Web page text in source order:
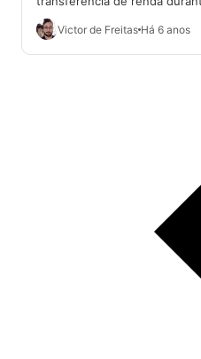
coronavírus. E o calendário
Victor de Freitas Há 6 anos